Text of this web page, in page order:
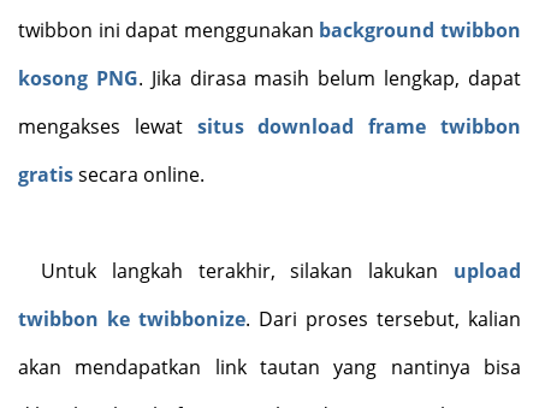
twibbon ini dapat menggunakan background twibbon
kosong PNG. Jika dirasa masih belum lengkap, dapat
mengakses lewat situs download frame twibbon
gratissecara online.
Untuk langkah terakhir, silakan lakukan upload
twibbon ke twibbonize. Dari proses tersebut, kalian
akan mendapatkan link tautan yang nantinya bisa